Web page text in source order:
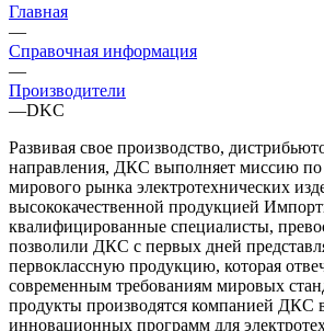
Главная
—
Справочная информация
—
Производители
—DKC
Развивая свое производство,
направления, ДКС выполняет миссию
мирового рынка электротехнических
высококачественной продукцией
квалифицированные специалисты,
позволили ДКС с первых дней
первоклассную продукцию, которая
современным требованиям мировых
продукты производятся компанией ДКС
инновационных программ для